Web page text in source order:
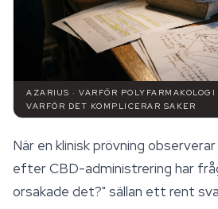
AZARIUS · VARFÖR
VARFÖR DET KOMPLICERAR SAKER
När en klinisk prövning
efter CBD-administrering har
orsakade det?" sällan ett rent